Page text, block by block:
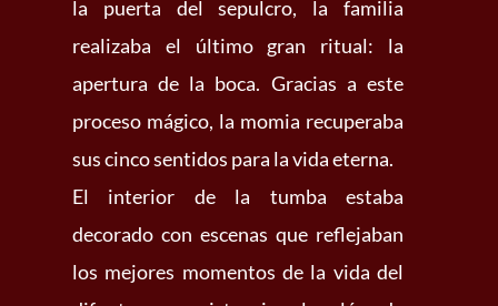
la puerta del sepulcro, la familia
realizaba el último gran ritual: la
apertura de la boca. Gracias a este
proceso mágico, la momia recuperaba
sus cinco sentidos para la vida eterna.
El interior de la tumba estaba
decorado con escenas que reflejaban
los mejores momentos de la vida del